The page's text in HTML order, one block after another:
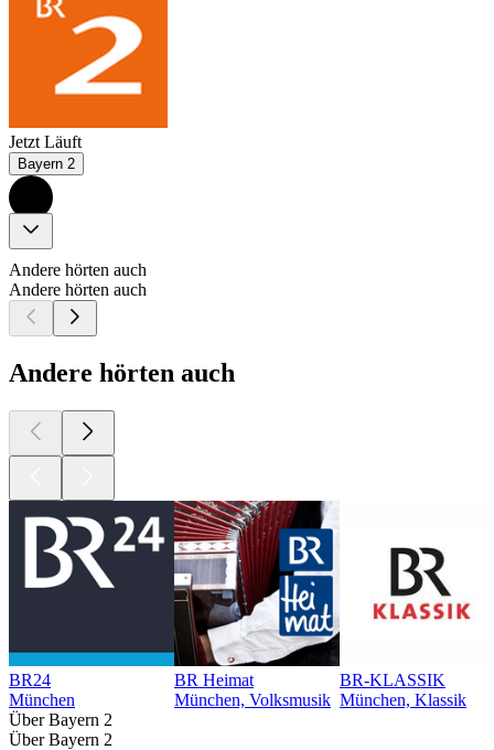
Jetzt Läuft
Bayern 2
Andere hörten auch
Andere hörten auch
Andere hörten auch
BR24
München
BR Heimat
München, Volksmusik
BR-KLASSIK
München, Klassik
Über Bayern 2
Über Bayern 2